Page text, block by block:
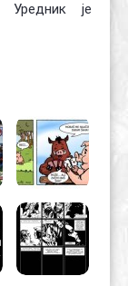
Уредник је